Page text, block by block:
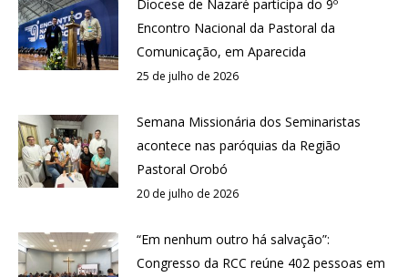
Diocese de Nazaré participa do 9º
Encontro Nacional da Pastoral da
Comunicação, em Aparecida
25 de julho de 2026
Semana Missionária dos Seminaristas
acontece nas paróquias da Região
Pastoral Orobó
20 de julho de 2026
“Em nenhum outro há salvação”:
Congresso da RCC reúne 402 pessoas em